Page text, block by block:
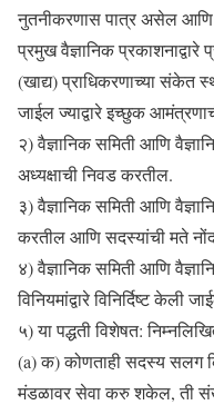
नुतनीकरणास पात्र असेल आणि
प्रमुख वैज्ञानिक
(खाद्य) प्राधिकरणाच्या संकेत
जाईल ज्याद्वारे इच्छुक
२) वैज्ञानिक समिती आणि
अध्यक्षाची निवड करतील.
३) वैज्ञानिक समिती आणि
करतील आणि सदस्यांची मते
४) वैज्ञानिक समिती आणि
विनियमांद्वारे विनिर्दिष्ट केली
५) या पद्धती विशेषत:
(a) क) कोणताही सदस्य सलग
मंडळावर सेवा करु शकेल, ती